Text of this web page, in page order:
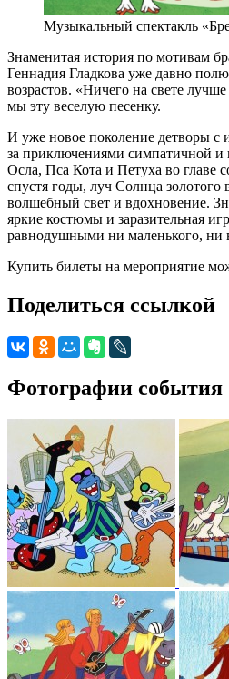
Музыкальный спектакль
Знаменитая история по мотивам
Геннадия Гладкова уже давно
возрастов. «Ничего на свете
мы эту веселую песенку.
И уже новое поколение детворы с
за приключениями симпатичной
Осла, Пса Кота и Петуха во главе
спустя годы, луч Солнца золотого
волшебный свет и вдохновение.
яркие костюмы и заразительная
равнодушными ни маленького, ни
Купить билеты на мероприятие
Поделиться ссылкой
Фотографии события